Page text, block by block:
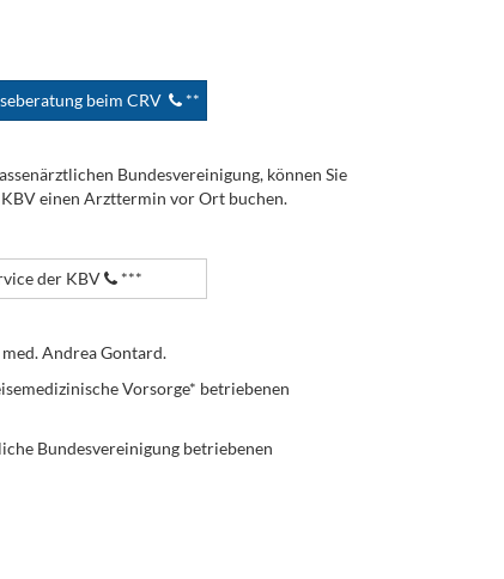
beim CRV **
Bundesvereinigung, können Sie
einen Arzttermin vor Ort buchen.
der KBV ***
Andrea Gontard.
Vorsorge* betriebenen
Bundesvereinigung betriebenen